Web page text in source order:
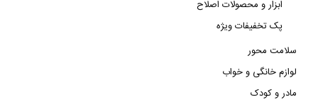
ابزار و محصولات اصلاح
پک تخفیفات ویژه
سلامت محور
لوازم خانگی و خواب
مادر و کودک